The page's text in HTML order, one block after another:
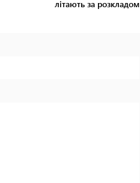
літають за розкладом